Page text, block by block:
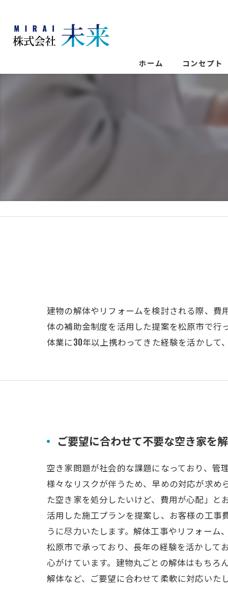
ホーム コンセプト
建物の解体やリフォームを検討される際、費
体の補助金制度を活用した提案を松原市で行
体業に30年以上携わってきた経験を活かして
ご要望に合わせて不要な空き家を
空き家問題が社会的な課題になっており、管
様々なリスクが伴うため、早めの対応が求め
た空き家を処分したいけど、費用が心配」と
活用した施工プランを提案し、お客様の工事
うに尽力いたします。解体工事やリフォーム
松原市で承っており、長年の経験を活かして
心がけています。建物丸ごとの解体はもちろ
解体など、ご要望に合わせて柔軟に対応いたし